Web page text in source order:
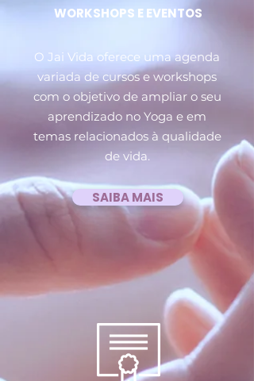
WORKSHOPS E EVENTOS
O Jai Vida oferece uma agenda
variada de cursos e workshops
com o objetivo de ampliar o seu
aprendizado no Yoga e em
temas relacionados à qualidade
de vida.
SAIBA MAIS